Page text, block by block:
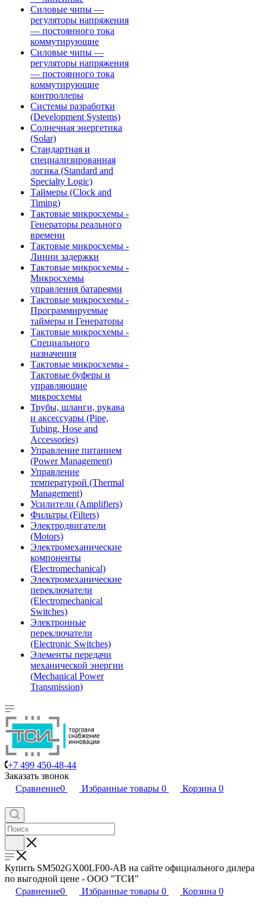
Силовые чипы —
регуляторы напряжения
— постоянного тока
коммутирующие
Силовые чипы —
регуляторы напряжения
— постоянного тока
коммутирующие
контроллеры
Системы разработки
(Development Systems)
Солнечная энергетика
(Solar)
Стандартная и
специализированная
логика (Standard and
Specialty Logic)
Таймеры (Clock and
Timing)
Тактовые микросхемы -
Генераторы реального
времени
Тактовые микросхемы -
Линии задержки
Тактовые микросхемы -
Микросхемы
управления батареями
Тактовые микросхемы -
Программируемые
таймеры и Генераторы
Тактовые микросхемы -
Специального
назначения
Тактовые микросхемы -
Тактовые буферы и
управляющие
микросхемы
Трубы, шланги, рукава
и аксессуары (Pipe,
Tubing, Hose and
Accessories)
Управление питанием
(Power Management)
Управление
температурой (Thermal
Management)
Усилители (Amplifiers)
Фильтры (Filters)
Электродвигатели
(Motors)
Электромеханические
компоненты
(Electromechanical)
Электромеханические
переключатели
(Electromechanical
Switches)
Электронные
переключатели
(Electronic Switches)
Элементы передачи
механической энергии
(Mechanical Power
Transmission)
+7 499 450-48-44
Заказать звонок
Сравнение0 Избранные товары 0 Корзина 0
Купить SM502GX00LF00-AB на сайте официального дилера
по выгодной цене - ООО "ТСИ"
Сравнение0 Избранные товары 0 Корзина 0